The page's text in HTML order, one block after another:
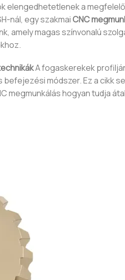
elengedhetetlenek a megfelelő
nál, egy szakmaiCNC
amely magas színvonalú
A fogaskerekek
módszer. Ez a cikk
megmunkálás hogyan tudja